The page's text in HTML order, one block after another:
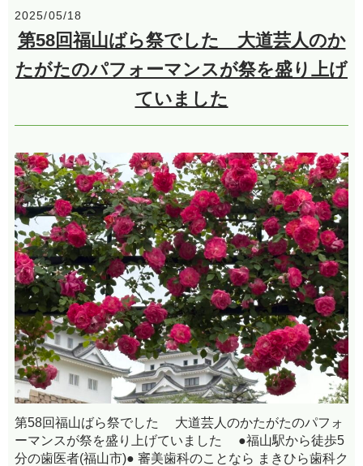
2025/05/18
第58回福山ばら祭でした 大道芸人のか
たがたのパフォーマンスが祭を盛り上げ
ていました
第58回福山ばら祭でした 大道芸人のかたがたのパフォ
ーマンスが祭を盛り上げていました ●福山駅から徒歩5
分の歯医者(福山市)● 審美歯科のことなら まきひら歯科ク